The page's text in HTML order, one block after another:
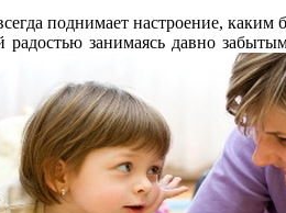
поднимает настроение,
радостью занимаясь давно